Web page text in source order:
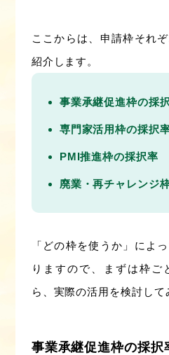
ここからは、申請枠それ
紹介します。
事業承継促進枠の採
専門家活用枠の採択
PMI推進枠の採択率
廃業・再チャレンジ
「どの枠を使うか」によ
りますので、まずは枠ご
ら、実際の活用を検討して
事業承継促進枠の採択